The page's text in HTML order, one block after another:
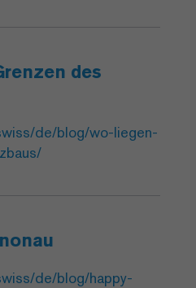
des
de/blog/wo-liegen-
de/blog/happy-